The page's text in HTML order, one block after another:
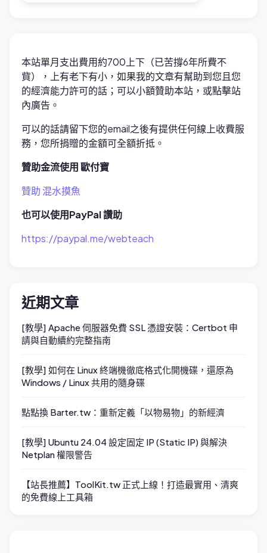
本站單月支出費用約700上下（已苦撐6年所費不
貲），上有老下有小，如果我的文章有幫助到您且您
的經濟能力許可的話；可以小額贊助本站，或點擊站
內廣告。
可以的話請留下您的email之後有提供任何線上收費服
務，您所捐贈的金額可全額折抵。
贊助金流使用 歐付寶
贊助 混水摸魚
也可以使用PayPal 讚助
https://paypal.me/webteach
近期文章
[教學] Apache 伺服器免費 SSL 憑證安裝：Certbot 申
請與自動續約完整指南
[教學] 如何在 Linux 終端機徹底格式化開機碟，還原為
Windows / Linux 共用的隨身碟
點點換 Barter.tw：重新定義「以物易物」的新經濟
[教學] Ubuntu 24.04 設定固定 IP (Static IP) 與解決
Netplan 權限警告
【站長推薦】ToolKit.tw 正式上線！打造最實用、清爽
的免費線上工具箱